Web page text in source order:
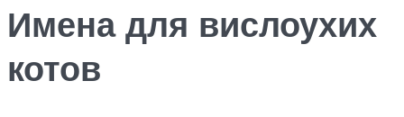
Имена для вислоухих
котов